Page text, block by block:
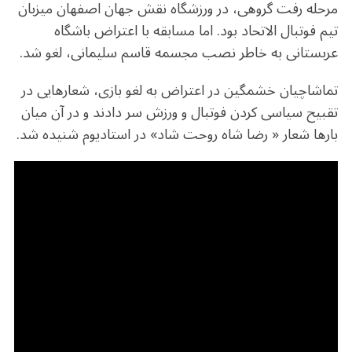
مرحله رفت گروهی، در ورزشگاه نقش جهان اصفهان میزبان
تیم فوتبال الاتحاد بود. اما مسابقه با اعتراض باشگاه
عربستانی به خاطر نصب مجسمه قاسم سلیمانی، لغو شد.
تماشاچیان خشمگین در اعتراض به لغو بازی، شعارهایی در
تقبیح سیاسی کردن فوتبال و ورزش سر دادند و در آن میان
بارها شعار « رضا شاه روحت شاد» در استادیوم شنیده شد.